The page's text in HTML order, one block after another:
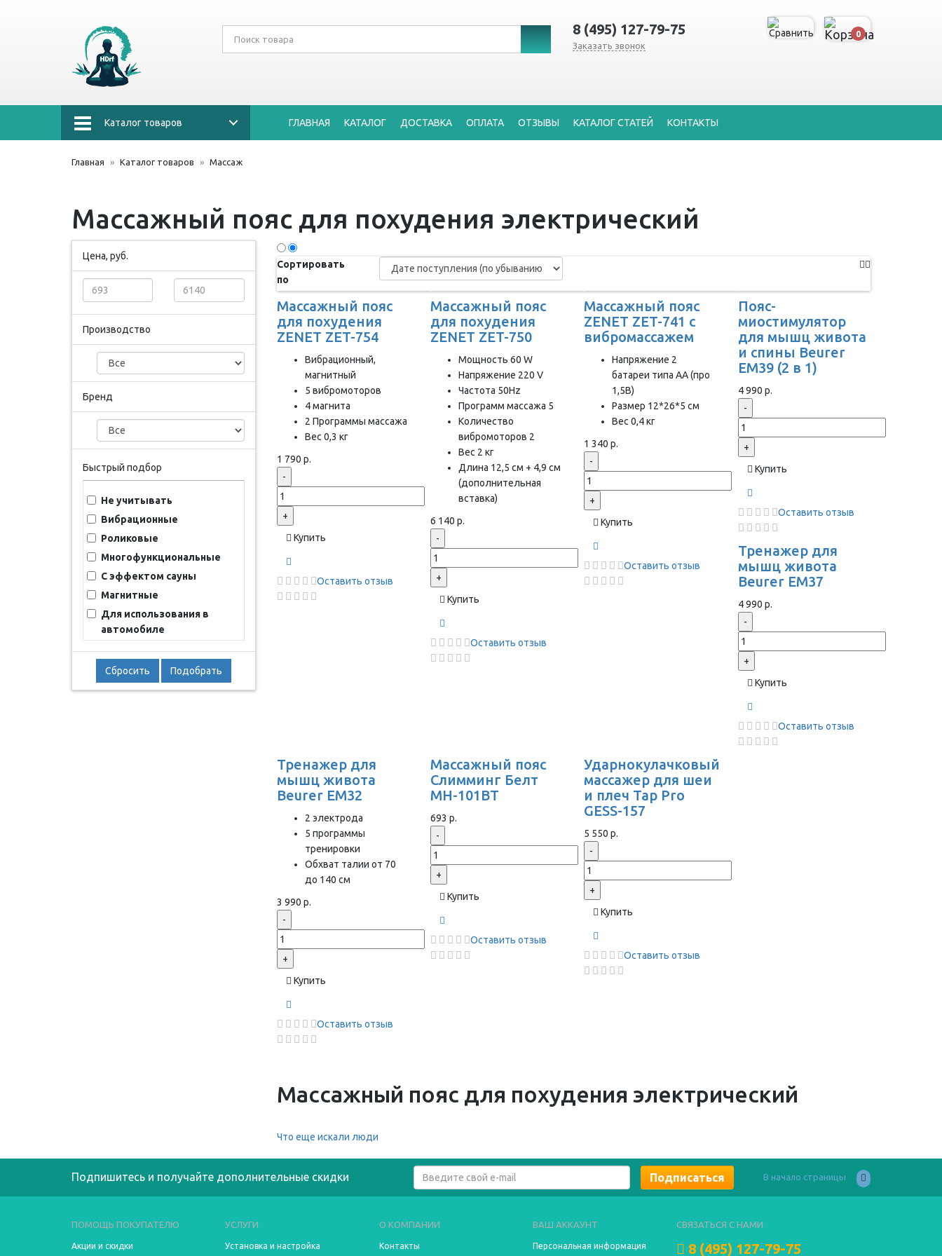
8 (495) 127-79-75
Заказать звонок
0
Каталог товаров ГЛАВНАЯ КАТАЛОГ ДОСТАВКА ОПЛАТА ОТЗЫВЫ КАТАЛОГ СТАТЕЙ КОНТАКТЫ
Главная Каталог товаров Массаж
Массажный пояс для похудения электрический
Цена, руб.
Производство
Бренд
Быстрый подбор
Не учитывать
Вибрационные
Роликовые
Многофункциональные
С эффектом сауны
Магнитные
Для использования в
автомобиле
Сбросить Подобрать
Сортировать
по
Массажный пояс
для похудения
ZENET ZET-754
Вибрационный,
магнитный
5 вибромоторов
4 магнита
2 Программы массажа
Вес 0,3 кг
1 790 р.
-
+
Купить
Оставить отзыв
Массажный пояс
для похудения
ZENET ZET-750
Мощность 60 W
Напряжение 220 V
Частота 50Hz
Программ массажа 5
Количество
вибромоторов 2
Вес 2 кг
Длина 12,5 см + 4,9 см
(дополнительная
вставка)
6 140 р.
-
+
Купить
Оставить отзыв
Массажный пояс
ZENET ZET-741 с
вибромассажем
Напряжение 2
батареи типа АА (про
1,5В)
Размер 12*26*5 см
Вес 0,4 кг
1 340 р.
-
+
Купить
Оставить отзыв
Пояс-
миостимулятор
для мышц живота
и спины Beurer
EM39 (2 в 1)
4 990 р.
-
+
Купить
Оставить отзыв
Тренажер для
мышц живота
Beurer EM37
4 990 р.
-
+
Купить
Оставить отзыв
Тренажер для
мышц живота
Beurer EM32
2 электрода
5 программы
тренировки
Обхват талии от 70
до 140 см
3 990 р.
-
+
Купить
Оставить отзыв
Массажный пояс
Слимминг Белт
MH-101BТ
693 р.
-
+
Купить
Оставить отзыв
Ударнокулачковый
массажер для шеи
и плеч Tap Pro
GESS-157
5 550 р.
-
+
Купить
Оставить отзыв
Массажный пояс для похудения электрический
Что еще искали люди
Подпишитесь и получайте дополнительные скидки В начало страницы
ПОМОЩЬ ПОКУПАТЕЛЮ
Акции и скидки
УСЛУГИ
Установка и настройка
О КОМПАНИИ
Контакты
ВАШ АККАУНТ
Персональная информация
СВЯЗАТЬСЯ С НАМИ
8 (495) 127-79-75